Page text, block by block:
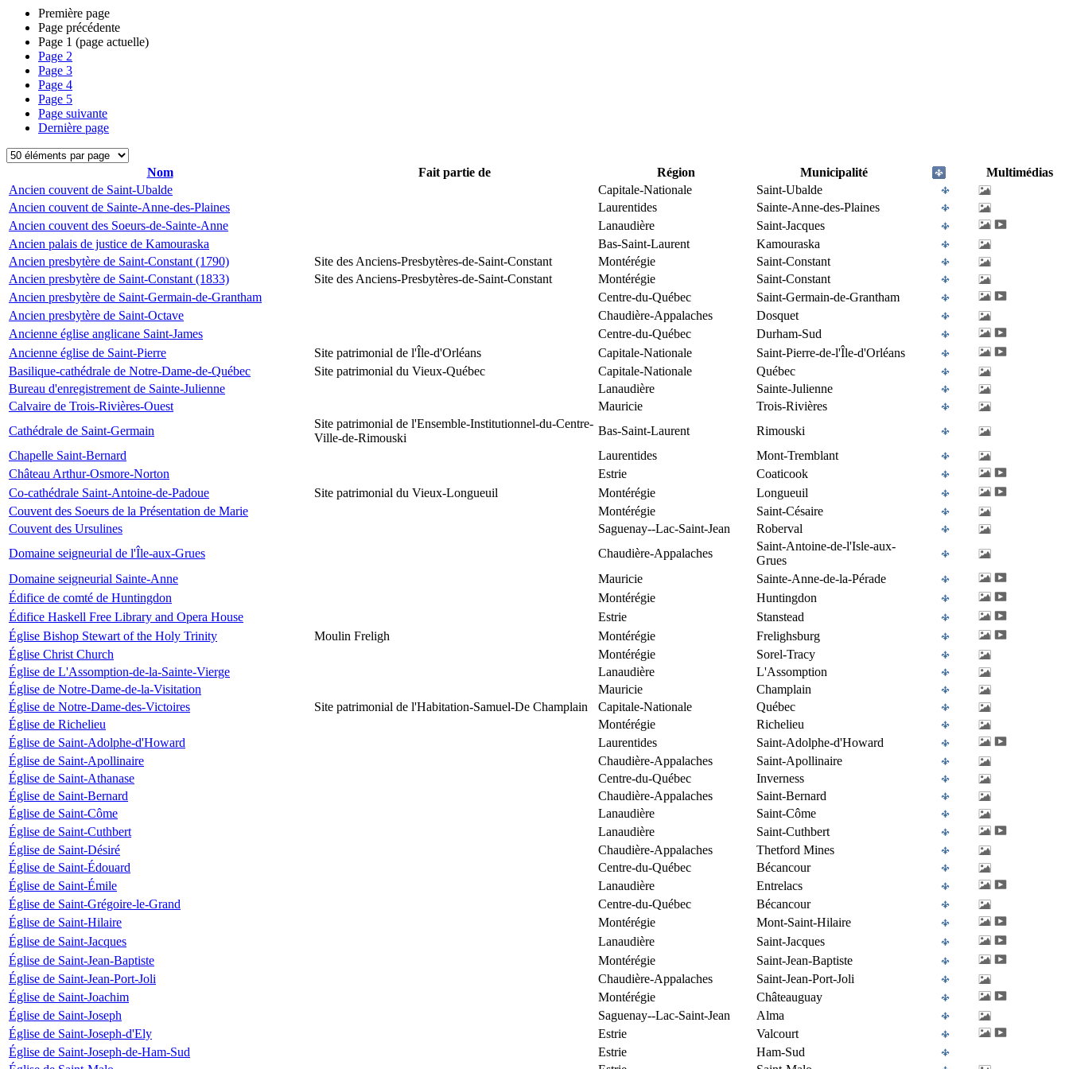
Première page
Page précédente
Page 1 (page actuelle)
Page 2
Page 3
Page 4
Page 5
Page suivante
Dernière page
Nom Fait partie de Région Municipalité
Multimédias
Ancien couvent de Saint-Ubalde
Capitale-Nationale
Saint-Ubalde
Ancien couvent de Sainte-Anne-des-Plaines
Laurentides
Sainte-Anne-des-Plaines
Ancien couvent des Soeurs-de-Sainte-Anne
Lanaudière
Saint-Jacques
Ancien palais de justice de Kamouraska
Bas-Saint-Laurent
Kamouraska
Ancien presbytère de Saint-Constant (1790)
Site des Anciens-Presbytères-de-Saint-Constant Montérégie
Saint-Constant
Ancien presbytère de Saint-Constant (1833)
Site des Anciens-Presbytères-de-Saint-Constant Montérégie
Saint-Constant
Ancien presbytère de Saint-Germain-de-Grantham
Centre-du-Québec
Saint-Germain-de-Grantham
Ancien presbytère de Saint-Octave
Chaudière-Appalaches
Dosquet
Ancienne église anglicane Saint-James
Centre-du-Québec
Durham-Sud
Ancienne église de Saint-Pierre
Site patrimonial de l'Île-d'Orléans Capitale-Nationale
Saint-Pierre-de-l'Île-d'Orléans
Basilique-cathédrale de Notre-Dame-de-Québec
Site patrimonial du Vieux-Québec Capitale-Nationale
Québec
Bureau d'enregistrement de Sainte-Julienne
Lanaudière
Sainte-Julienne
Calvaire de Trois-Rivières-Ouest
Mauricie
Trois-Rivières
Cathédrale de Saint-Germain
Site patrimonial de l'Ensemble-Institutionnel-du-Centre-
Ville-de-Rimouski
Bas-Saint-Laurent
Rimouski
Chapelle Saint-Bernard
Laurentides
Mont-Tremblant
Château Arthur-Osmore-Norton
Estrie
Coaticook
Co-cathédrale Saint-Antoine-de-Padoue
Site patrimonial du Vieux-Longueuil Montérégie
Longueuil
Couvent des Soeurs de la Présentation de Marie
Montérégie
Saint-Césaire
Couvent des Ursulines
Saguenay--Lac-Saint-Jean
Roberval
Domaine seigneurial de l'Île-aux-Grues
Chaudière-Appalaches
Saint-Antoine-de-l'Isle-aux-
Grues
Domaine seigneurial Sainte-Anne
Mauricie
Sainte-Anne-de-la-Pérade
Édifice de comté de Huntingdon
Montérégie
Huntingdon
Édifice Haskell Free Library and Opera House
Estrie
Stanstead
Église Bishop Stewart of the Holy Trinity
Moulin Freligh Montérégie
Frelighsburg
Église Christ Church
Montérégie
Sorel-Tracy
Église de L'Assomption-de-la-Sainte-Vierge
Lanaudière
L'Assomption
Église de Notre-Dame-de-la-Visitation
Mauricie
Champlain
Église de Notre-Dame-des-Victoires
Site patrimonial de l'Habitation-Samuel-De Champlain Capitale-Nationale
Québec
Église de Richelieu
Montérégie
Richelieu
Église de Saint-Adolphe-d'Howard
Laurentides
Saint-Adolphe-d'Howard
Église de Saint-Apollinaire
Chaudière-Appalaches
Saint-Apollinaire
Église de Saint-Athanase
Centre-du-Québec
Inverness
Église de Saint-Bernard
Chaudière-Appalaches
Saint-Bernard
Église de Saint-Côme
Lanaudière
Saint-Côme
Église de Saint-Cuthbert
Lanaudière
Saint-Cuthbert
Église de Saint-Désiré
Chaudière-Appalaches
Thetford Mines
Église de Saint-Édouard
Centre-du-Québec
Bécancour
Église de Saint-Émile
Lanaudière
Entrelacs
Église de Saint-Grégoire-le-Grand
Centre-du-Québec
Bécancour
Église de Saint-Hilaire
Montérégie
Mont-Saint-Hilaire
Église de Saint-Jacques
Lanaudière
Saint-Jacques
Église de Saint-Jean-Baptiste
Montérégie
Saint-Jean-Baptiste
Église de Saint-Jean-Port-Joli
Chaudière-Appalaches
Saint-Jean-Port-Joli
Église de Saint-Joachim
Montérégie
Châteauguay
Église de Saint-Joseph
Saguenay--Lac-Saint-Jean
Alma
Église de Saint-Joseph-d'Ely
Estrie
Valcourt
Église de Saint-Joseph-de-Ham-Sud
Estrie
Ham-Sud